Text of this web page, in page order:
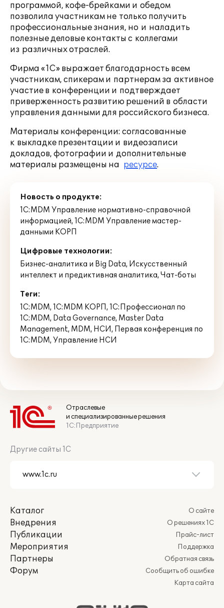
программой, кофе-брейками и обедом
позволила участникам не только получить
профессиональные знания, но и наладить
полезные деловые контакты с коллегами
из различных отраслей.
Фирма «1С» выражает благодарность всем
участникам, спикерам и партнерам за активное
участие в конференции и подтверждает
приверженность развитию решений в области
управления данными для российского бизнеса.
Материалы конференции: согласованные
к выкладке презентации и видеозаписи
докладов, фотографии и дополнительные
материалы размещены на ресурсе.
Новость о продукте:
1С:MDM Управление нормативно-справочной
информацией,1С:MDM Управление мастер-
данными КОРП
Цифровые технологии:
Бизнес-аналитика и Big Data, Искусственный
интеллект и предиктивная аналитика,Чат-боты
Теги:
1С:MDM,1С:MDM КОРП,1С:Профессионал по
1С:MDM, Data Governance, Master Data
Management, MDM, НСИ, Первая конференция по
1С:MDM, Управление НСИ
Отраслевые
и специализированные решения
1С:Предприятие
Другие сайты 1С
Каталог
Внедрения
Публикации
Мероприятия
Партнеры
Форум
О сайте
О решениях 1С
Прайс-лист
Поддержка
Обратная связь
Сообщить об ошибке
Карта сайта